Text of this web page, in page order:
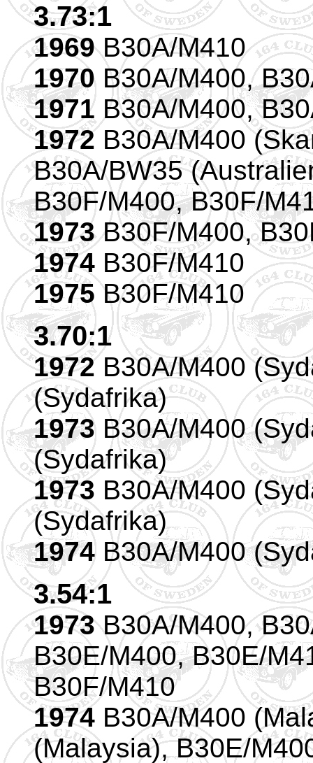
3.73:1
1969B30A/M410
1970B30A/M400,
1971B30A/M400,
1972B30A/M400
B30A/BW35
B30F/M400, B30F/
1973B30F/M400,
1974 B30F/M410
1975B30F/M410
3.70:1
1972B30A/M400
(Sydafrika)
1973B30A/M400
(Sydafrika)
1973 B30A/M400
(Sydafrika)
1974B30A/M400
3.54:1
1973B30A/M400,
B30E/M400, B30E/
B30F/M410
1974 B30A/M400
(Malaysia), B30E/